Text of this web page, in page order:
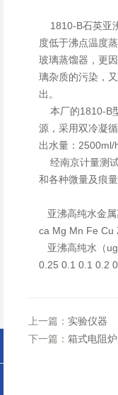
1810-B石英亚
度低于沸点温度
玻璃蒸馏器，更
璃杂质的污染，
出。
本厂的1810-B
源，采用双冷凝
出水量：2500ml/
经南京计量测试
和各种微量及痕
亚沸高纯水金属
ca Mg Mn Fe Cu
亚沸高纯水（ug/
0.25 0.1 0.1 0.2
上一篇： 实验仪器
下一篇： 箱式电阻